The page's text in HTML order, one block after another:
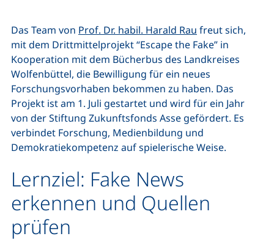
Das Team von Prof. Dr. habil. Harald Rau freut sich,
mit dem Drittmittelprojekt “Escape the Fake” in
Kooperation mit dem Bücherbus des Landkreises
Wolfenbüttel, die Bewilligung für ein neues
Forschungsvorhaben bekommen zu haben. Das
Projekt ist am 1. Juli gestartet und wird für ein Jahr
von der Stiftung Zukunftsfonds Asse gefördert. Es
verbindet Forschung, Medienbildung und
Demokratiekompetenz auf spielerische Weise.
Lernziel: Fake News
erkennen und Quellen
prüfen